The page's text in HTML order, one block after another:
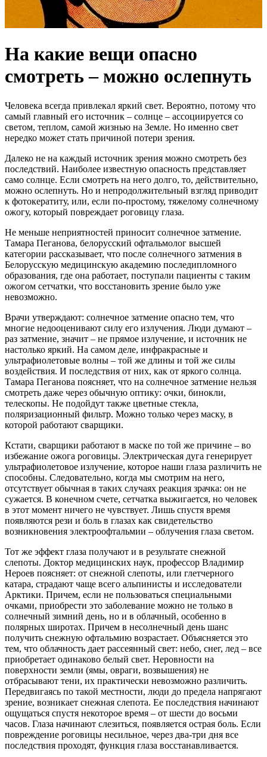
На какие вещи опасно
смотреть – можно ослепнуть
Человека всегда привлекал яркий свет. Вероятно, потому что
самый главный его источник – солнце – ассоциируется со
светом, теплом, самой жизнью на Земле. Но именно свет
нередко может стать причиной потери зрения.
Далеко не на каждый источник зрения можно смотреть без
последствий. Наиболее известную опасность представляет
само солнце. Если смотреть на него долго, то, действительно,
можно ослепнуть. Но и непродолжительный взгляд приводит
к фотокератиту, или, если по-простому, тяжелому солнечному
ожогу, который повреждает роговицу глаза.
Не меньше неприятностей приносит солнечное затмение.
Тамара Пеганова, белорусский офтальмолог высшей
категории рассказывает, что после солнечного затмения в
Белорусскую медицинскую академию последипломного
образования, где она работает, поступали пациенты с таким
ожогом сетчатки, что восстановить зрение было уже
невозможно.
Врачи утверждают: солнечное затмение опасно тем, что
многие недооценивают силу его излучения. Люди думают –
раз затмение, значит – не прямое излучение, и источник не
настолько яркий. На самом деле, инфракрасные и
ультрафиолетовые волны – той же длины и той же силы
воздействия. И последствия от них, как от яркого солнца.
Тамара Пеганова поясняет, что на солнечное затмение нельзя
смотреть даже через обычную оптику: очки, бинокли,
телескопы. Не подойдут также цветные стекла,
поляризационный фильтр. Можно только через маску, в
которой работают сварщики.
Кстати, сварщики работают в маске по той же причине – во
избежание ожога роговицы. Электрическая дуга генерирует
ультрафиолетовое излучение, которое наши глаза различить не
способны. Следовательно, когда мы смотрим на него,
отсутствует обычная в таких случаях реакция зрачка: он не
сужается. В конечном счете, сетчатка выжигается, но человек
в этот момент ничего не чувствует. Лишь спустя время
появляются рези и боль в глазах как свидетельство
возникновения электроофтальмии – облучения глаза светом.
Тот же эффект глаза получают и в результате снежной
слепоты. Доктор медицинских наук, профессор Владимир
Нероев поясняет: от снежной слепоты, или глетчерного
катара, страдают чаще всего альпинисты и исследователи
Арктики. Причем, если не пользоваться специальными
очками, приобрести это заболевание можно не только в
солнечный зимний день, но и в облачный, особенно в
полярных широтах. Причем в несолнечный день шанс
получить снежную офтальмию возрастает. Объясняется это
тем, что облачность дает рассеянный свет: небо, снег, лед – все
приобретает одинаково белый свет. Неровности на
поверхности земли (ямы, овраги, возвышения) не
отбрасывают тени, их практически невозможно различить.
Передвигаясь по такой местности, люди до предела напрягают
зрение, возникает снежная слепота. Ее последствия начинают
ощущаться спустя некоторое время – от шести до восьми
часов. Глаза начинают слезиться, появляется острая боль. Если
повреждение роговицы несильное, через два-три дня все
последствия проходят, функция глаза восстанавливается.